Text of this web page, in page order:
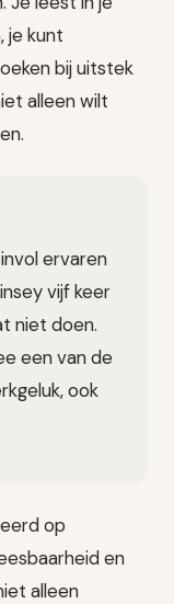
je kunt
bij uitstek
alleen wilt
ervaren
vijf keer
niet doen.
een van de
ook
op
en
alleen